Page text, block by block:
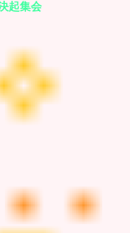
起集会